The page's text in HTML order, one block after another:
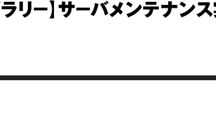
リ－】サ－バメンテナン